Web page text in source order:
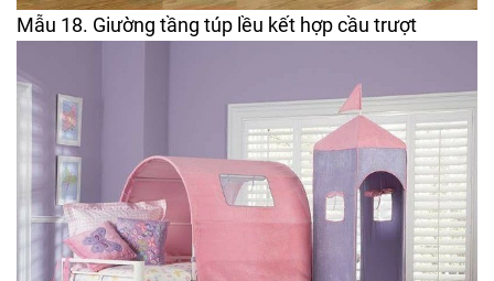
Mẫu 18. Giường tầng túp lều kết hợp cầu trượt